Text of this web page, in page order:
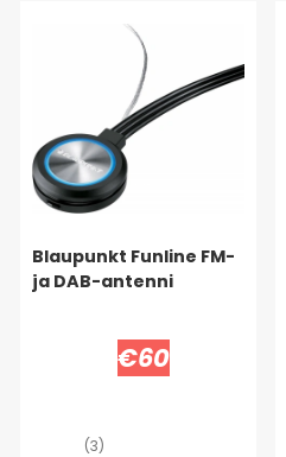
Blaupunkt Funline FM-
ja DAB-antenni
€60
(3)